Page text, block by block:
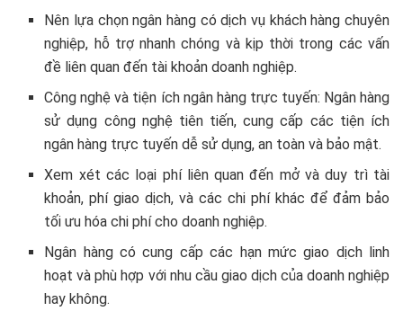
Nên lựa chọn ngân hàng có dịch vụ khách hàng chuyên
nghiệp, hỗ trợ nhanh chóng và kịp thời trong các vấn
đề liên quan đến tài khoản doanh nghiệp.
Công nghệ và tiện ích ngân hàng trực tuyến: Ngân hàng
sử dụng công nghệ tiên tiến, cung cấp các tiện ích
ngân hàng trực tuyến dễ sử dụng, an toàn và bảo mật.
Xem xét các loại phí liên quan đến mở và duy trì tài
khoản, phí giao dịch, và các chi phí khác để đảm bảo
tối ưu hóa chi phí cho doanh nghiệp.
Ngân hàng có cung cấp các hạn mức giao dịch linh
hoạt và phù hợp với nhu cầu giao dịch của doanh nghiệp
hay không.